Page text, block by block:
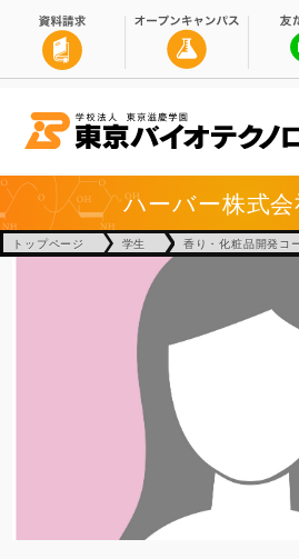
ハーバー株式会
トップページ 学生 香り・化粧品開発コ